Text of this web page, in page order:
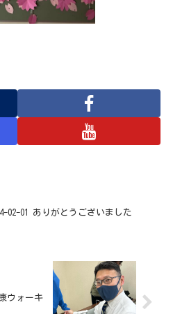
02-01 ありがとうございました
ウォーキ